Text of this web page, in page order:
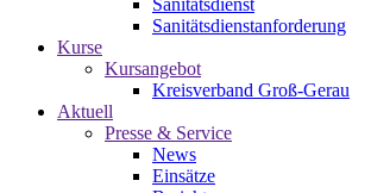
Sanitätsdienst
Sanitätsdienstanforderung
Kurse
Kursangebot
Kreisverband Groß-Gerau
Aktuell
Presse & Service
News
Einsätze